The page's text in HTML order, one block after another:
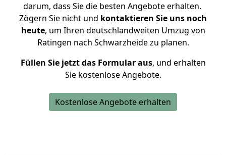
darum, dass Sie die besten Angebote erhalten.
Zögern Sie nicht und kontaktieren Sie uns noch
heute, um Ihren deutschlandweiten Umzug von
Ratingen nach Schwarzheide zu planen.
Füllen Sie jetzt das Formular aus, und erhalten
Sie kostenlose Angebote.
Kostenlose Angebote erhalten